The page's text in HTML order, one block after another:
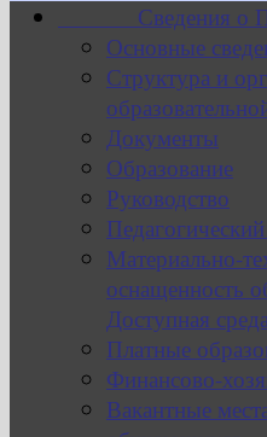
Сведения о
Основные
Структура и
Документы
Образование
Руководство
Педагогический
Материально-
оснащенность
Доступная
Платные
Финансово-
Вакантные